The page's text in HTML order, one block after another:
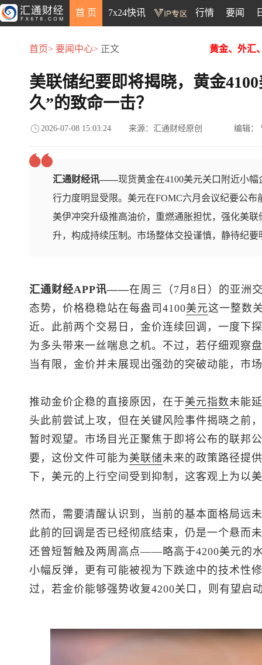
首 页 7x24快讯 行情 要闻
首页> 要闻中心> 正文 黄金、外汇
美联储纪要即将揭晓，黄金
久”的致命一击？
2026-07-08 15:03:24 来源：汇通财经原创 编辑：
汇通财经讯——现货黄金在4100美元关口附近小
行力度明显受限。美元在FOMC六月会议纪要公
美伊冲突升级推高油价，重燃通胀担忧，强化美
升，构成持续压制。市场整体交投谨慎，静待纪要
汇通财经APP讯——在周三（7月8日）的亚洲
态势，价格稳稳站在每盎司4100美元这一整数
近。此前两个交易日，金价连续回调，一度下
为多头带来一丝喘息之机。不过，若仔细观察
当有限，金价并未展现出强劲的突破动能，市
推动金价企稳的直接原因，在于美元指数未能
头此前尝试上攻，但在关键风险事件揭晓之前
暂时观望。市场目光正聚焦于即将公布的联邦
要，这份文件可能为美联储未来的政策路径提
下，美元的上行空间受到抑制，这客观上为以
然而，需要清醒认识到，当前的基本面格局远
此前的回调是否已经彻底结束，仍是一个悬而
还曾短暂触及两周高点——略高于4200美元的
小幅反弹，更有可能被视为下跌途中的技术性
过，若金价能够强势收复4200关口，则有望启